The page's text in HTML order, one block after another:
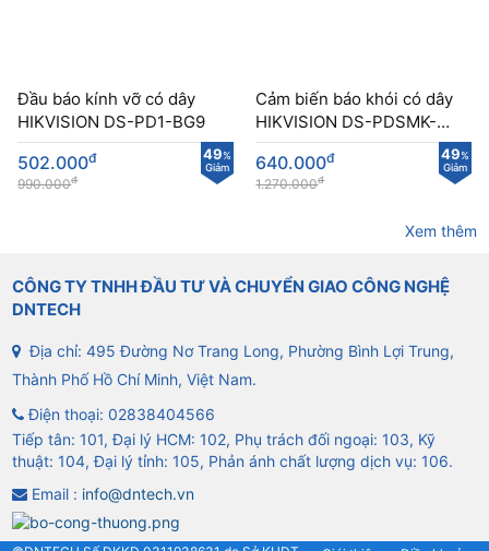
Đầu báo kính vỡ có dây
HIKVISION DS-PD1-BG9
49%
Giảm
502.000đ
990.000đ
Cảm biến báo khói có dây
HIKVISION DS-PDSMK-
4BAR lắp trần nhà
49%
Giảm
640.000đ
1.270.000đ
Xem thêm
CÔNG TY TNHH ĐẦU TƯ VÀ CHUYỂN GIAO CÔNG NGHỆ
DNTECH
Địa chỉ: 495 Đường Nơ Trang Long, Phường Bình Lợi Trung,
Thành Phố Hồ Chí Minh, Việt Nam.
Điện thoại: 02838404566
Tiếp tân: 101, Đại lý HCM: 102, Phụ trách đối ngoại: 103, Kỹ
thuật: 104, Đại lý tỉnh: 105, Phản ánh chất lượng dịch vụ: 106.
Email : info@dntech.vn